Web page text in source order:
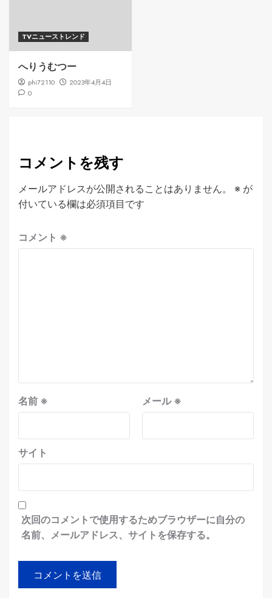
TVニューストレンド
へりうむつー
phi72110
2023年4月4日
0
コメントを残す
メールアドレスが公開されることはありません。 ※ が
付いている欄は必須項目です
コメント ※
名前 ※ メール※
サイト
次回のコメントで使用するためブラウザーに自分の
名前、メールアドレス、サイトを保存する。